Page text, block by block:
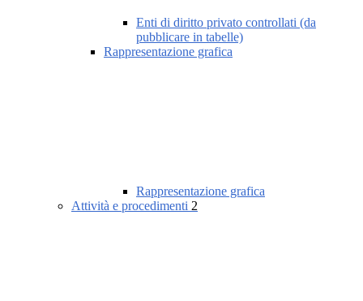
Enti di diritto privato controllati (da
pubblicare in tabelle)
Rappresentazione grafica
Rappresentazione grafica
Attività e procedimenti 2